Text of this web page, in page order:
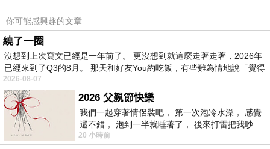
圖自Netflix
參考資料：
【維基百科】無赦之仇
【Netflix】無赦之仇
你可能感興趣的文章
繞了一圈
沒想到上次寫文已經是一年前了。 更沒想到就這麼走著走著，2026年
已經來到了Q3的8月。 那天和好友You約吃飯，有些難為情地說「覺得
2026-08-07
2026 父親節快樂
我們一起穿著情侶裝吧， 第一次泡冷水澡， 感覺
還不錯， 泡到一半就睡著了， 後來打雷把我吵
醒， 手
20 小時前